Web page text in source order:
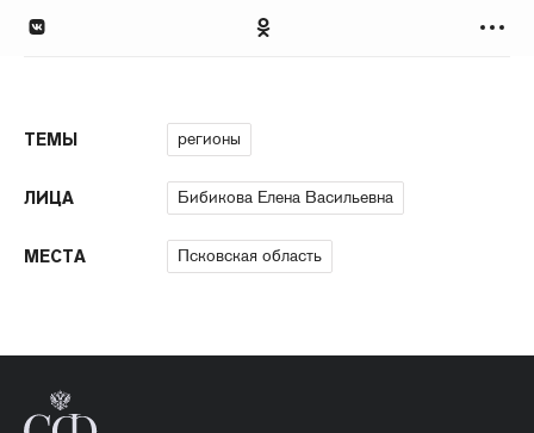
ТЕМЫ регионы
ЛИЦА Бибикова Елена Васильевна
МЕСТА Псковская область